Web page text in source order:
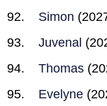
Simon
Juvenal
Thomas
Evelyne